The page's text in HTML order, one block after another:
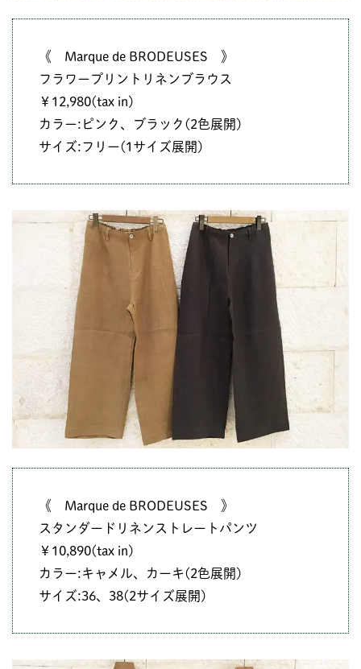
《 Marque de BRODEUSES 》
フラワープリントリネンブラウス
￥12,980(tax in)
カラー:ピンク、ブラック(2色展開)
サイズ:フリー(1サイズ展開)
《 Marque de BRODEUSES 》
スタンダードリネンストレートパンツ
￥10,890(tax in)
カラー:キャメル、カーキ(2色展開)
サイズ:36、38(2サイズ展開)